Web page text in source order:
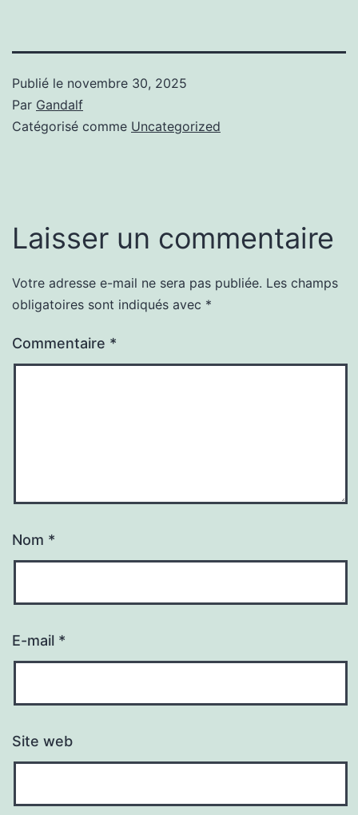
Publié le novembre 30, 2025
Par Gandalf
Catégorisé comme Uncategorized
Laisser un commentaire
Votre adresse e-mail ne sera pas publiée. Les champs
obligatoires sont indiqués avec *
Commentaire *
Nom *
E-mail *
Site web